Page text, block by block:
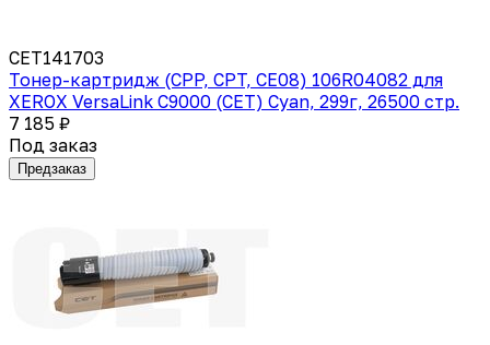
CET141703
Тонер-картридж (CPP, CPT, CE08) 106R04082 для
XEROX VersaLink C9000 (CET) Cyan, 299г, 26500 стр.
7 185 ₽
Под заказ
Предзаказ